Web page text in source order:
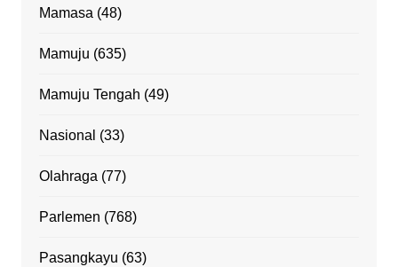
Mamasa(48)
Mamuju (635)
Mamuju Tengah (49)
Nasional (33)
Olahraga(77)
Parlemen (768)
Pasangkayu (63)